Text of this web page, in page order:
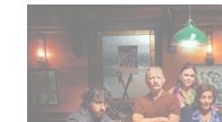
Wenn gebrochene Herzen
Revenge Club.